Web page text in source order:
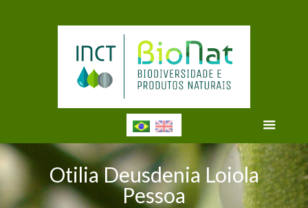
Otilia Deusdenia Loiola
Pessoa